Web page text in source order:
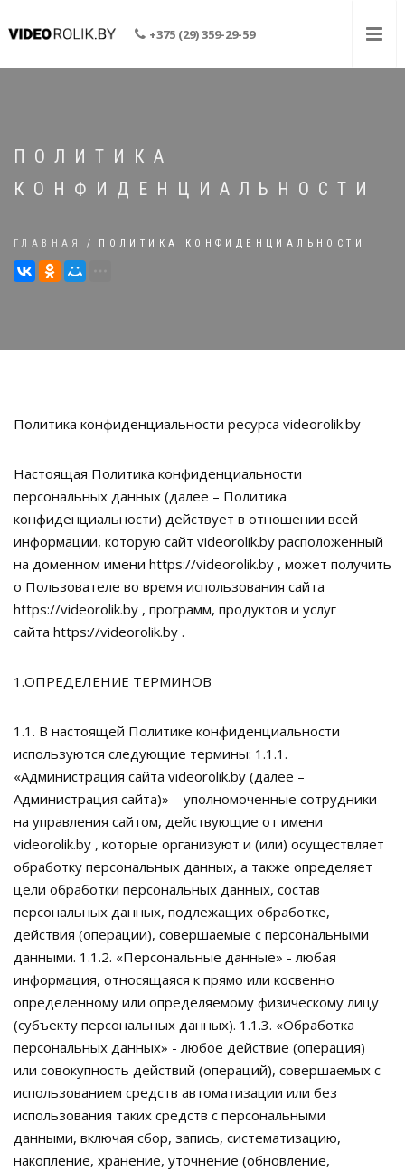
+375 (29) 359-29-59
ПОЛИТИКА
КОНФИДЕНЦИАЛЬНОСТИ
ГЛАВНАЯ ПОЛИТИКА КОНФИДЕНЦИАЛЬНОСТИ
Политика конфиденциальности ресурса videorolik.by
Настоящая Политика конфиденциальности
персональных данных (далее – Политика
конфиденциальности) действует в отношении всей
информации, которую сайт videorolik.by расположенный
на доменном имени https://videorolik.by , может получить
о Пользователе во время использования сайта
https://videorolik.by , программ, продуктов и услуг
сайта https://videorolik.by .
1.ОПРЕДЕЛЕНИЕ ТЕРМИНОВ
1.1. В настоящей Политике конфиденциальности
используются следующие термины: 1.1.1.
«Администрация сайта videorolik.by (далее –
Администрация сайта)» – уполномоченные сотрудники
на управления сайтом, действующие от имени
videorolik.by , которые организуют и (или) осуществляет
обработку персональных данных, а также определяет
цели обработки персональных данных, состав
персональных данных, подлежащих обработке,
действия (операции), совершаемые с персональными
данными. 1.1.2. «Персональные данные» - любая
информация, относящаяся к прямо или косвенно
определенному или определяемому физическому лицу
(субъекту персональных данных). 1.1.3. «Обработка
персональных данных» - любое действие (операция)
или совокупность действий (операций), совершаемых с
использованием средств автоматизации или без
использования таких средств с персональными
данными, включая сбор, запись, систематизацию,
накопление, хранение, уточнение (обновление,